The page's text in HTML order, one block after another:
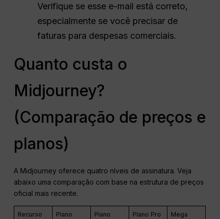
Verifique se esse e-mail está correto,
especialmente se você precisar de
faturas para despesas comerciais.
Quanto custa o
Midjourney?
(Comparação de preços e
planos)
A Midjourney oferece quatro níveis de assinatura. Veja
abaixo uma comparação com base na estrutura de preços
oficial mais recente.
Recurso
Plano
Plano
Plano Pro
Mega